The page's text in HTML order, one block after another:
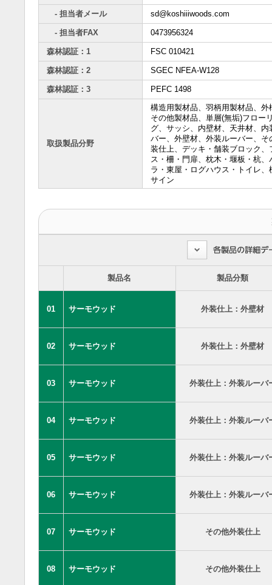
- 担当者メール sd@koshiiiwoods.com
- 担当者FAX 0473956324
森林認証：1 FSC 010421
森林認証：2 SGEC NFEA-W128
森林認証：3 PEFC 1498
取扱製品分野
構造用製材品、羽柄用製材品、外
その他製材品、単層(無垢)フロー
グ、サッシ、内壁材、天井材、内
バー、外壁材、外装ルーバー、そ
装仕上、デッキ・舗装ブロック、
ス・柵・門扉、枕木・堰板・杭、
ラ・東屋・ログハウス・トイレ、
サイン
製品名 製品分類
01 サーモウッド 外装仕上：外壁材
02 サーモウッド 外装仕上：外壁材
03 サーモウッド 外装仕上：外装ルーバ
04 サーモウッド 外装仕上：外装ルーバ
05 サーモウッド 外装仕上：外装ルーバ
06 サーモウッド 外装仕上：外装ルーバ
07 サーモウッド その他外装仕上
08 サーモウッド その他外装仕上